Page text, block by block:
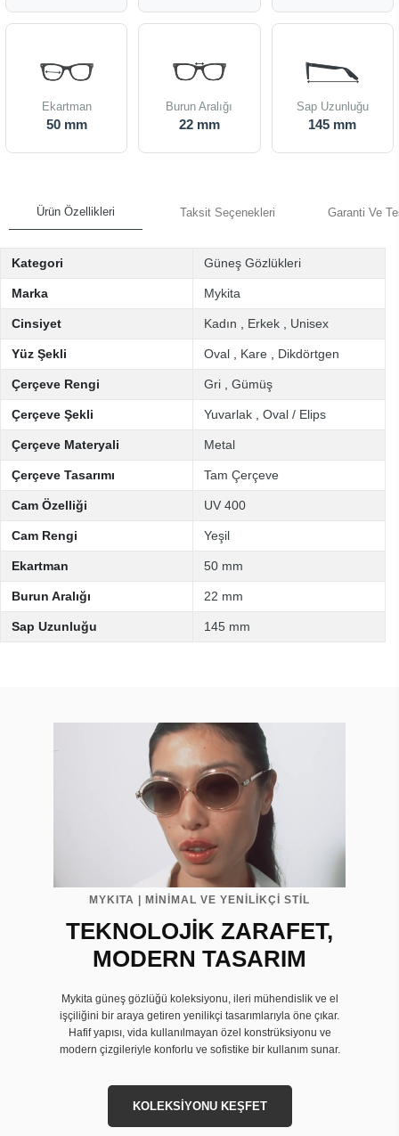
Ekartman
50 mm
Burun Aralığı
22 mm
Sap Uzunluğu
145 mm
Ürün Özellikleri Taksit Seçenekleri Garanti Ve
Kategori Güneş Gözlükleri
Marka Mykita
Cinsiyet Kadın Erkek Unisex
Yüz Şekli Oval Kare Dikdörtgen
Çerçeve Rengi Gri Gümüş
Çerçeve Şekli Yuvarlak Oval / Elips
Çerçeve Materyali Metal
Çerçeve Tasarımı Tam Çerçeve
Cam Özelliği UV 400
Cam Rengi Yeşil
Ekartman 50 mm
Burun Aralığı 22 mm
Sap Uzunluğu 145 mm
MYKITA | MİNİMAL VE YENİLİKÇİ STİL
TEKNOLOJİK ZARAFET,
MODERN TASARIM
Mykita güneş gözlüğü koleksiyonu, ileri mühendislik ve el
işçiliğini bir araya getiren yenilikçi tasarımlarıyla öne çıkar.
Hafif yapısı, vida kullanılmayan özel konstrüksiyonu ve
modern çizgileriyle konforlu ve sofistike bir kullanım sunar.
KOLEKSİYONU KEŞFET